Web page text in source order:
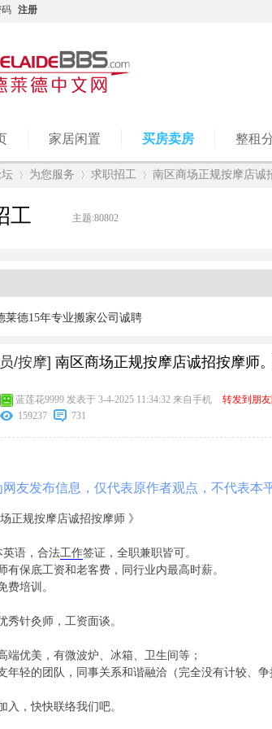
注册
家居闲置 买房卖房 整租
坛 为您服务 求职招工 南区商场正规按摩店诚
工 主题:80802
莱德15年专业搬家公司诚聘
/按摩] 南区商场正规按摩店诚招按摩师
蓝莲花9999 发表于 3-4-2025 11:34:32 来自手机 转发到朋
159237
731
友发布信息，仅代表原作者观点，不代表本
场正规按摩店诚招按摩师 》
英语，合法工作签证，全职兼职皆可。
有保底工资和老客费，同行业内最高时薪。
费培训。
秀针灸师，工资面谈。
端优美，有微波炉、冰箱、卫生间等；
年轻的团队，同事关系和谐融洽（完全没有计较、
入，快快联络我们吧。